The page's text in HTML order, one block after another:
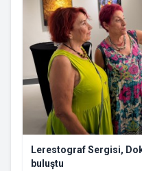
Lerestograf Sergisi,
buluştu